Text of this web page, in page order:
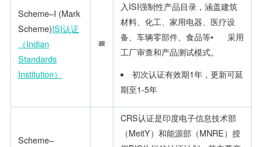
Scheme–I (Mark
Scheme)ISI认证
（Indian
Standards
Institution）
入ISI强制性产品目录，涵盖建筑
材料、化工、家用电器、医疗设
备、车辆零部件、食品等• 采用
工厂审查和产品测试模式。
初次认证有效期1年，更新可延
期至1-5年
Scheme–
CRS认证是印度电子信息技术部
（MeitY）和能源部（MNRE）授